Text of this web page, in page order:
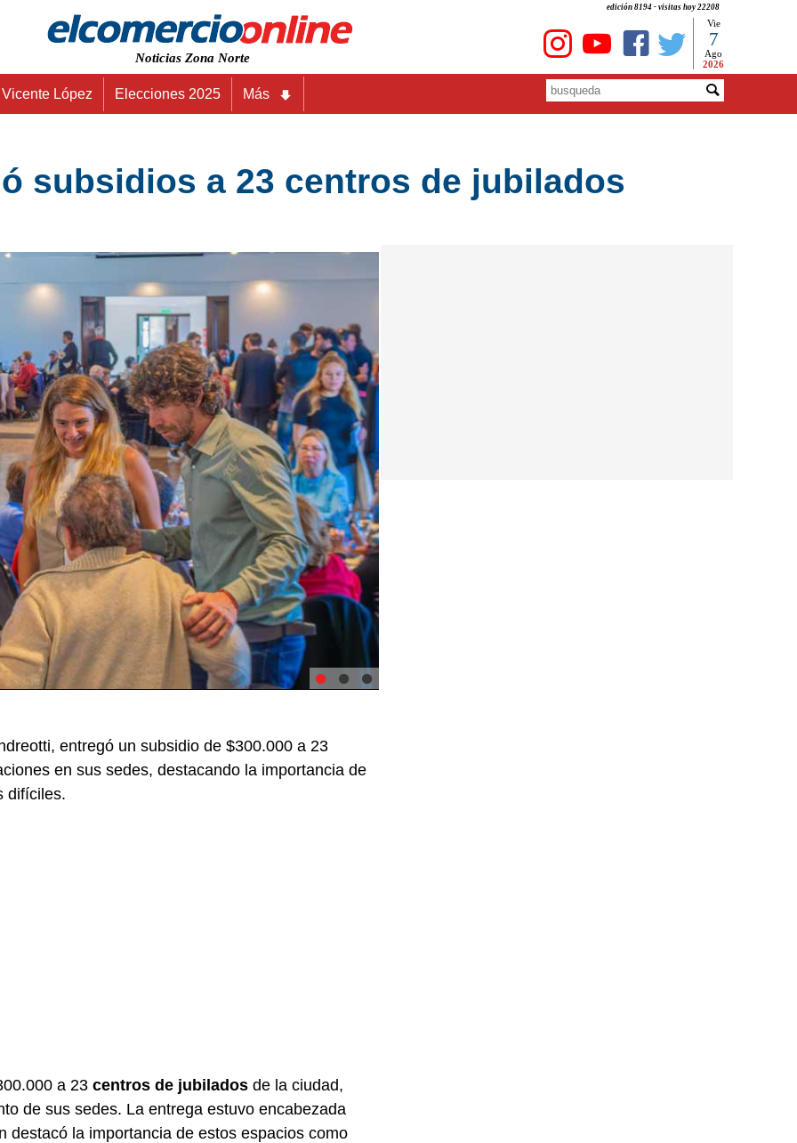
edición 8194 - visitas hoy 22208
Noticias Zona Norte
Vie
7
Ago
2026
Vicente López Elecciones 2025 Más
subsidios a 23 centros de jubilados
entregó un subsidio de $300.000 a 23
en sus sedes, destacando la importancia de
difíciles.
a 23 centros de jubilados de la ciudad,
de sus sedes. La entrega estuvo encabezada
destacó la importancia de estos espacios como